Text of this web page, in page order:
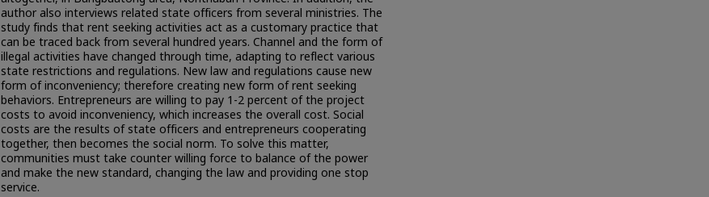
author also interviews related state officers from several ministries. The
study finds that rent seeking activities act as a customary practice that
can be traced back from several hundred years. Channel and the form of
illegal activities have changed through time, adapting to reflect various
state restrictions and regulations. New law and regulations cause new
form of inconveniency; therefore creating new form of rent seeking
behaviors. Entrepreneurs are willing to pay 1-2 percent of the project
costs to avoid inconveniency, which increases the overall cost. Social
costs are the results of state officers and entrepreneurs cooperating
together, then becomes the social norm. To solve this matter,
communities must take counter willing force to balance of the power
and make the new standard, changing the law and providing one stop
service.